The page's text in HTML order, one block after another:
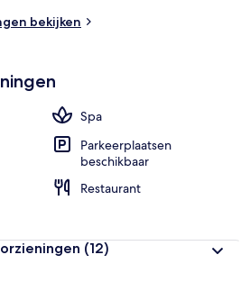
bekijken
Spa
Parkeerplaatsen
beschikbaar
Restaurant
(12)